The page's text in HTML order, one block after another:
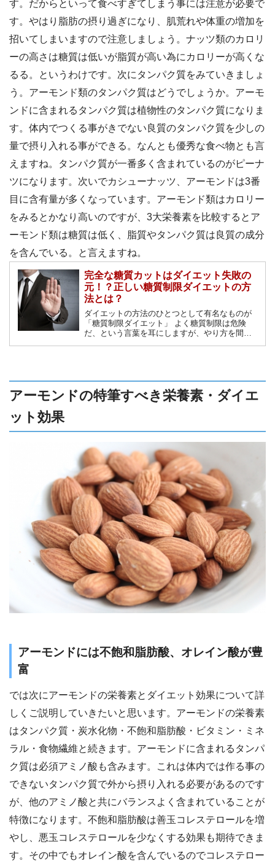
す。だからといって食べすぎてしまう事には注意が必要で
す。やはり脂肪の摂り過ぎになり、肌荒れや体重の増加を
招いてしまいますので注意しましょう。ナッツ類のカロリ
ーの高さは糖質は低いが脂質が高い為にカロリーが高くな
るる。というわけです。次にタンパク質をみていきましょ
う。アーモンド類のタンパク質はどうでしょうか。アーモ
ンドに含まれるタンパク質は植物性のタンパク質になりま
す。体内でつくる事がきでない良質のタンパク質を少しの
量で摂り入れる事ができる。なんとも優秀な食べ物とも言
えますね。タンパク質が一番多く含まれているのがピーナ
ツになります。次いでカシューナッツ、アーモンドは3番
目に含有量が多くなっています。アーモンド類はカロリー
をみるとかなり高いのですが、3大栄養素を比較するとア
ーモンド類は糖質は低く、脂質やタンパク質は良質の成分
を含んでいる。と言えますね。
完全な糖質カットはダイエット失敗の
元！？正しい糖質制限ダイエットの方
法とは？
ダイエットの方法のひとつとして有名なものが
「糖質制限ダイエット」 よく糖質制限は危険
だ、という言葉を耳にしますが、やり方を間違
アーモンドの特筆すべき栄養素・ダイエ
ット効果
アーモンドには不飽和脂肪酸、オレイン酸が豊
富
では次にアーモンドの栄養素とダイエット効果について詳
しくご説明していきたいと思います。アーモンドの栄養素
はタンパク質・炭水化物・不飽和脂肪酸・ビタミン・ミネ
ラル・食物繊維と続きます。アーモンドに含まれるタンパ
ク質は必須アミノ酸も含みます。これは体内では作る事の
できないタンパク質で外から摂り入れる必要があるのです
が、他のアミノ酸と共にバランスよく含まれていることが
特徴になります。不飽和脂肪酸は善玉コレステロールを増
やし、悪玉コレステロールを少なくする効果も期待できま
す。その中でもオレイン酸を含んでいるのでコレステロー